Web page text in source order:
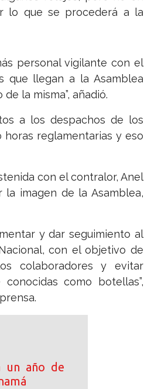
lo que se procederá a la
personal vigilante con el
que llegan a la Asamblea
la misma”, añadió.
a los despachos de los
reglamentarias y eso
con el contralor, Anel
la imagen de la Asamblea,
y dar seguimiento al
con el objetivo de
colaboradores y evitar
como botellas”,
un año de